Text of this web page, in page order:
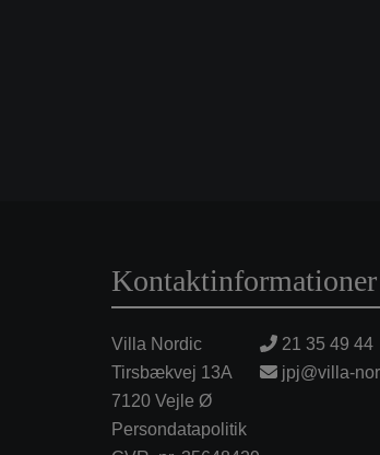
Kontaktinformationer
Villa Nordic
Tirsbækvej 13A
7120 Vejle Ø
Persondatapolitik
21 35 49 44
jpj@villa-